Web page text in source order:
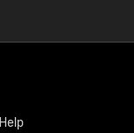
Help